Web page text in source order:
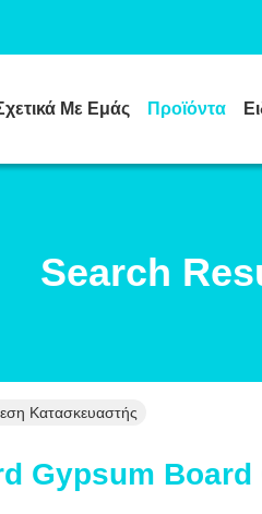
Με Εμάς Προϊόντα
Search
Κατασκευαστής
Gypsum Board